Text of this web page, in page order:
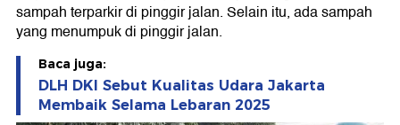
sampah terparkir di pinggir jalan. Selain itu, ada sampah
yang menumpuk di pinggir jalan.
Baca juga:
DLH DKI Sebut Kualitas Udara Jakarta
Membaik Selama Lebaran 2025